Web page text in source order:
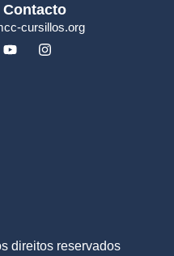
Contacto
cursillos.org
direitos reservados